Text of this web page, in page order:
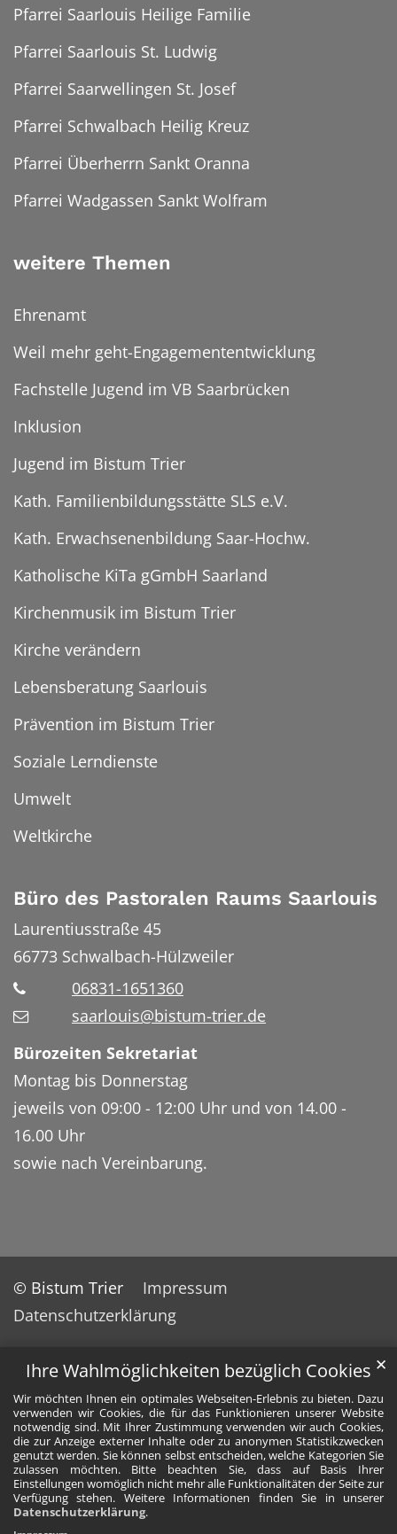
Ihre Wahlmöglichkeiten bezüglich Cookies
Wir möchten Ihnen ein optimales Webseiten-Erlebnis zu bieten. Dazu
verwenden wir Cookies, die für das Funktionieren unserer Website
notwendig sind. Mit Ihrer Zustimmung verwenden wir auch Cookies,
die zur Anzeige externer Inhalte oder zu anonymen Statistikzwecken
genutzt werden. Sie können selbst entscheiden, welche Kategorien Sie
zulassen möchten. Bitte beachten Sie, dass auf Basis Ihrer
Einstellungen womöglich nicht mehr alle Funktionalitäten der Seite zur
Verfügung stehen. Weitere Informationen finden Sie in unserer
Datenschutzerklärung.
✕
Pfarrei Saarlouis Heilige Familie
Pfarrei Saarlouis St. Ludwig
Pfarrei Saarwellingen St. Josef
Pfarrei Schwalbach Heilig Kreuz
Pfarrei Überherrn Sankt Oranna
Pfarrei Wadgassen Sankt Wolfram
weitere Themen
Ehrenamt
Weil mehr geht-Engagemententwicklung
Fachstelle Jugend im VB Saarbrücken
Inklusion
Jugend im Bistum Trier
Kath. Familienbildungsstätte SLS e.V.
Kath. Erwachsenenbildung Saar-Hochw.
Katholische KiTa gGmbH Saarland
Kirchenmusik im Bistum Trier
Kirche verändern
Lebensberatung Saarlouis
Prävention im Bistum Trier
Soziale Lerndienste
Umwelt
Weltkirche
Büro des Pastoralen Raums Saarlouis
Laurentiusstraße 45
66773 Schwalbach-Hülzweiler
06831-1651360
saarlouis@bistum-trier.de
Bürozeiten Sekretariat
Montag bis Donnerstag
jeweils von 09:00 - 12:00 Uhr und von 14.00 -
16.00 Uhr
sowie nach Vereinbarung.
© Bistum Trier
Impressum
Datenschutzerklärung